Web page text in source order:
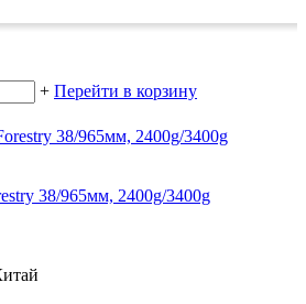
+ Перейти в корзину
38/965мм, 2400g/3400g